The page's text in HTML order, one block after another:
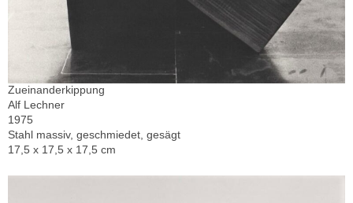
Zueinanderkippung
Alf Lechner
1975
Stahl massiv, geschmiedet, gesägt
17,5 x 17,5 x 17,5 cm